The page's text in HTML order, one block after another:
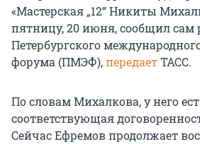
«Мастерская „12“ Никиты
пятницу, 20 июня, сообщил сам
Петербургского
форума (ПМЭФ),передаетТАСС.
По словам Михалкова, у него
соответствующая
Сейчас Ефремов продолжает